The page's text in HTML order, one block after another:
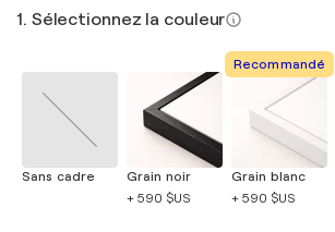
1. Sélectionnez la couleur
Sans cadre
Grain noir
+ 590 $US
Recommandé
Grain blanc
+ 590 $US